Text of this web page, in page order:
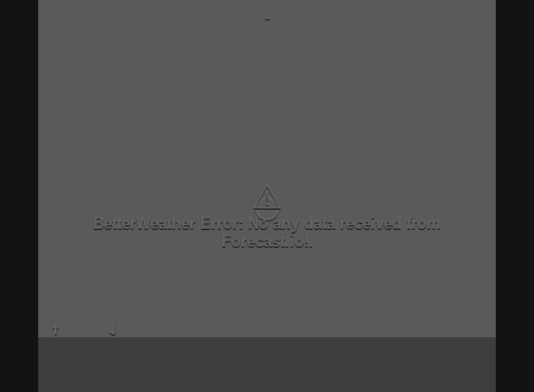
-
⚠
BetterWeather Error: No any data received from
Forecast.io!.